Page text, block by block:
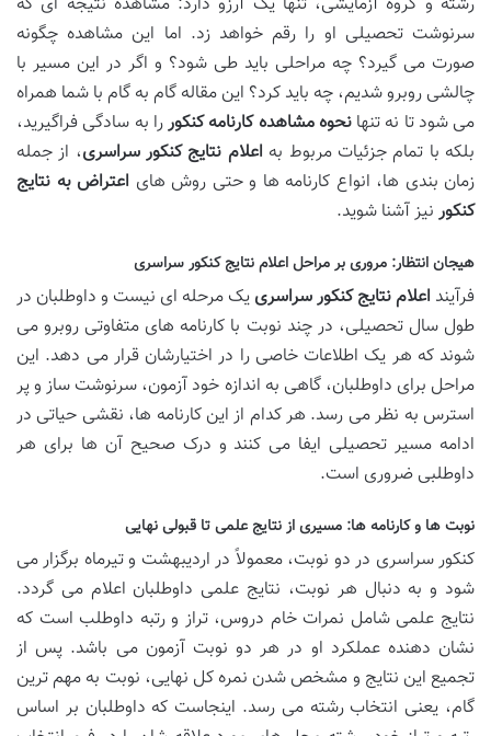
سرنوشت تحصیلی او را رقم خواهد زد. اما این مشاهده چگونه
صورت می گیرد؟ چه مراحلی باید طی شود؟ و اگر در این مسیر با
چالشی روبرو شدیم، چه باید کرد؟ این مقاله گام به گام با شما همراه
می شود تا نه تنهانحوه مشاهده کارنامه کنکوررا به سادگی فراگیرید،
بلکه با تمام جزئیات مربوط به اعلام نتایج کنکور سراسری، از جمله
زمان بندی ها، انواع کارنامه ها و حتی روش های اعتراض به نتایج
کنکور نیز آشنا شوید.
هیجان انتظار: مروری بر مراحل اعلام نتایج کنکور سراسری
فرآیند اعلام نتایج کنکور سراسری یک مرحله ای نیست و داوطلبان در
طول سال تحصیلی، در چند نوبت با کارنامه های متفاوتی روبرو می
شوند که هر یک اطلاعات خاصی را در اختیارشان قرار می دهد. این
مراحل برای داوطلبان، گاهی به اندازه خود آزمون، سرنوشت ساز و پر
استرس به نظر می رسد. هر کدام از این کارنامه ها، نقشی حیاتی در
ادامه مسیر تحصیلی ایفا می کنند و درک صحیح آن ها برای هر
داوطلبی ضروری است.
نوبت ها و کارنامه ها: مسیری از نتایج علمی تا قبولی نهایی
کنکور سراسری در دو نوبت، معمولاً در اردیبهشت و تیرماه برگزار می
شود و به دنبال هر نوبت، نتایج علمی داوطلبان اعلام می گردد.
نتایج علمی شامل نمرات خام دروس، تراز و رتبه داوطلب است که
نشان دهنده عملکرد او در هر دو نوبت آزمون می باشد. پس از
تجمیع این نتایج و مشخص شدن نمره کل نهایی، نوبت به مهم ترین
گام، یعنی انتخاب رشته می رسد. اینجاست که داوطلبان بر اساس